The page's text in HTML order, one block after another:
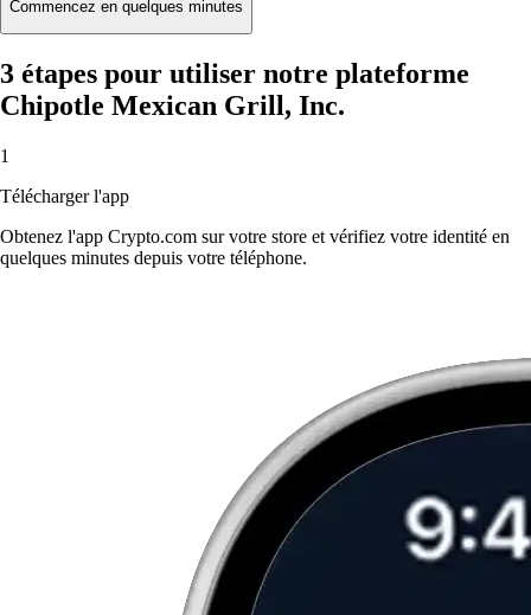
Commencez en quelques minutes
3 étapes pour utiliser notre plateforme
Chipotle Mexican Grill, Inc.
1
Télécharger l'app
Obtenez l'app Crypto.com sur votre store et vérifiez votre identité en
quelques minutes depuis votre téléphone.